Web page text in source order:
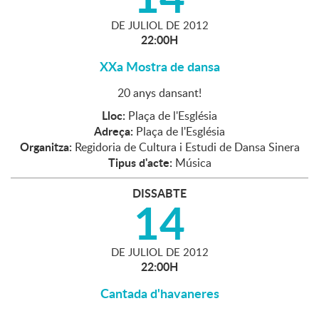
DE JULIOL DE 2012
22:00H
XXa Mostra de dansa
20 anys dansant!
Lloc: Plaça de l'Església
Adreça: Plaça de l'Església
Organitza: Regidoria de Cultura i Estudi de Dansa Sinera
Tipus d'acte: Música
DISSABTE
14
DE JULIOL DE 2012
22:00H
Cantada d'havaneres